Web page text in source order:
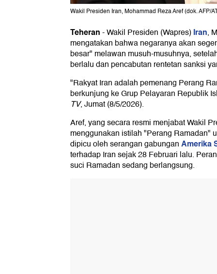
Wakil Presiden Iran, Mohammad Reza Aref (dok. AFP/
Teheran-Wakil Presiden (Wapres)Iran,
mengatakan bahwa negaranya akan
besar" melawan musuh-musuhnya,
berlalu dan pencabutan rentetan sanksi
"Rakyat Iran adalah pemenang Perang
berkunjung ke Grup Pelayaran Republik
TV, Jumat (8/5/2026).
Aref, yang secara resmi menjabat Wakil
menggunakan istilah "Perang Ramadan"
dipicu oleh serangan gabunganAmerika
terhadap Iran sejak 28 Februari lalu.
suci Ramadan sedang berlangsung.